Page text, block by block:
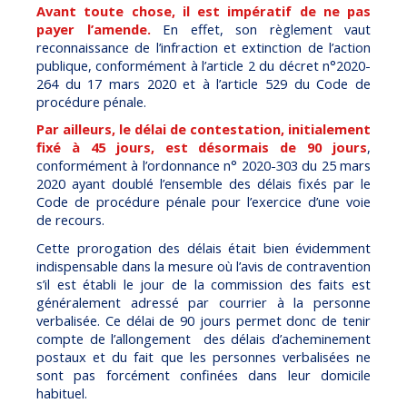
Avant toute chose, il est impératif de ne pas
payer l’amende.En effet, son règlement vaut
reconnaissance de l’infraction et extinction de l’action
publique, conformément à l’article 2 du décret n°2020-
264 du 17 mars 2020 et à l’article 529 du Code de
procédure pénale.
Par ailleurs, le délai de contestation, initialement
fixé à 45 jours, est désormais de 90 jours,
conformément à l’ordonnance n° 2020-303 du 25 mars
2020 ayant doublé l’ensemble des délais fixés par le
Code de procédure pénale pour l’exercice d’une voie
de recours.
Cette prorogation des délais était bien évidemment
indispensable dans la mesure où l’avis de contravention
s’il est établi le jour de la commission des faits est
généralement adressé par courrier à la personne
verbalisée. Ce délai de 90 jours permet donc de tenir
compte de l’allongement des délais d’acheminement
postaux et du fait que les personnes verbalisées ne
sont pas forcément confinées dans leur domicile
habituel.